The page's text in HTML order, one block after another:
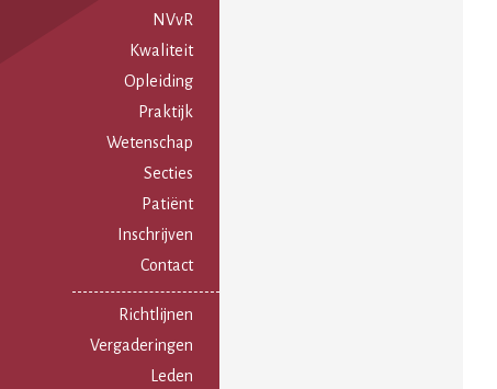
NVvR
Kwaliteit
Opleiding
Praktijk
Wetenschap
Secties
Patiënt
Inschrijven
Contact
Gebruikersmenu
Richtlijnen
Vergaderingen
Leden